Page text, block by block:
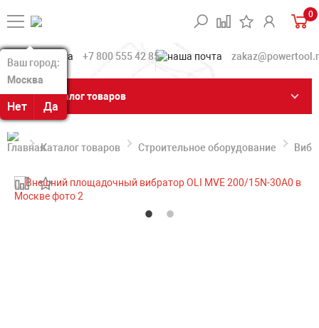
Ваш город:
Москва
Нет Да
Ваш город:
Москва
Нет Да
0
+7 800 555 42 85
Каталог товаров
Каталог товаров Строительное оборудование